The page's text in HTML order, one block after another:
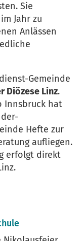
Sie
Jahr zu
Anlässen
Gemeinde
Diözese Linz.
Innsbruck hat
Hefte zur
aufliegen.
erfolgt direkt